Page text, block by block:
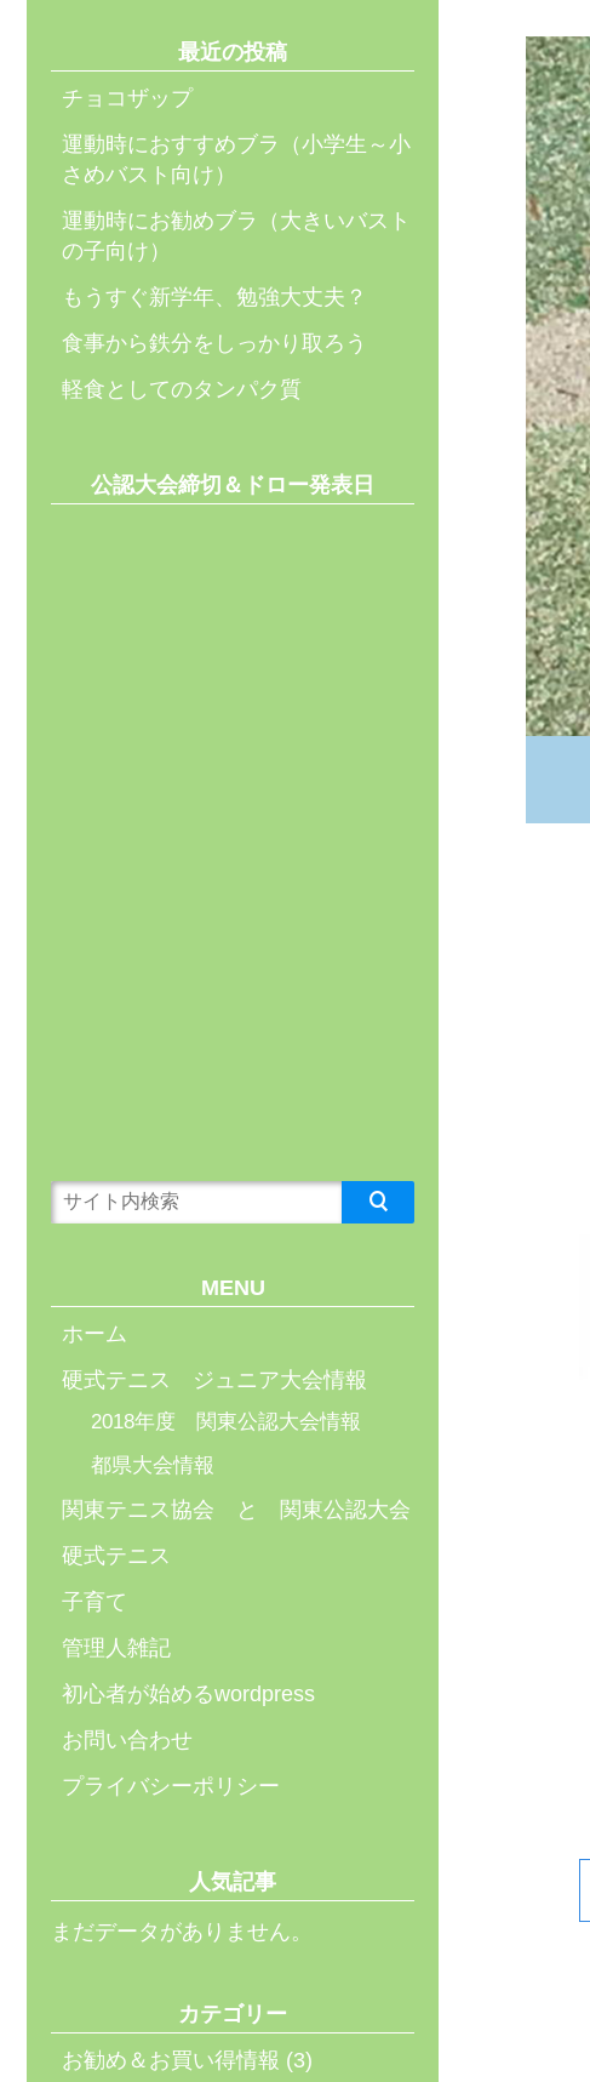
最近の投稿
チョコザップ
運動時におすすめブラ（小学生～小
さめバスト向け）
運動時にお勧めブラ（大きいバスト
の子向け）
もうすぐ新学年、勉強大丈夫？
食事から鉄分をしっかり取ろう
軽食としてのタンパク質
公認大会締切＆ドロー発表日
MENU
ホーム
硬式テニス ジュニア大会情報
2018年度 関東公認大会情報
都県大会情報
関東テニス協会 と 関東公認大会
硬式テニス
子育て
管理人雑記
初心者が始めるwordpress
お問い合わせ
プライバシーポリシー
人気記事
まだデータがありません。
カテゴリー
お勧め＆お買い得情報 (3)